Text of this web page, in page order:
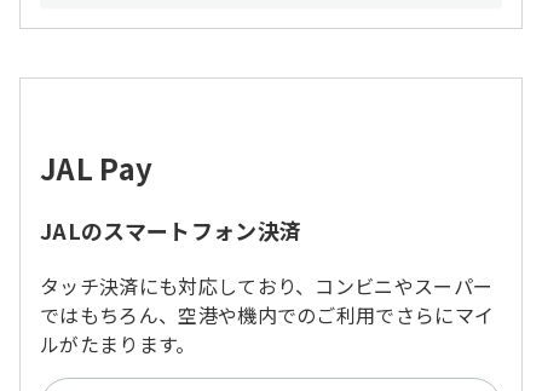
JAL Pay
JALのスマートフォン決済
タッチ決済にも対応しており、コンビニやスーパー
ではもちろん、空港や機内でのご利用でさらにマイ
ルがたまります。